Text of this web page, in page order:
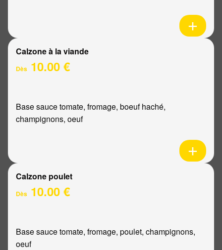
Calzone à la viande
Dès 10.00 €
Base sauce tomate, fromage, boeuf haché,
champignons, oeuf
Calzone poulet
Dès 10.00 €
Base sauce tomate, fromage, poulet, champignons,
oeuf